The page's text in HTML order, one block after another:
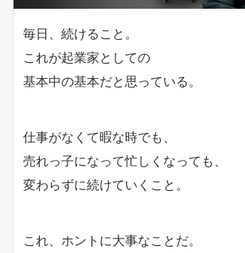
毎日、続けること。
これが起業家としての
基本中の基本だと思っている。
仕事がなくて暇な時でも、
売れっ子になって忙しくなっても、
変わらずに続けていくこと。
これ、ホントに大事なことだ。